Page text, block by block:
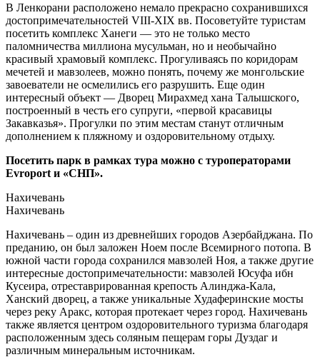
В Ленкорани расположено немало прекрасно сохранившихся
достопримечательностей VIII-XIX вв. Посоветуйте туристам
посетить комплекс Ханеги — это не только место
паломничества миллиона мусульман, но и необычайно
красивый храмовый комплекс. Прогуливаясь по коридорам
мечетей и мавзолеев, можно понять, почему же монгольские
завоеватели не осмелились его разрушить. Еще один
интересный объект — Дворец Мирахмед хана Талышского,
построенный в честь его супруги, «первой красавицы
Закавказья». Прогулки по этим местам станут отличным
дополнением к пляжному и оздоровительному отдыху.
Посетить парк в рамках тура можно с туроператорами
Evroport и «СНП».
Нахичевань
Нахичевань
Нахичевань – один из древнейших городов Азербайджана. По
преданию, он был заложен Ноем после Всемирного потопа. В
южной части города сохранился мавзолей Ноя, а также другие
интересные достопримечательности: мавзолей Юсуфа ибн
Кусеира, отреставрированная крепость Алинджа-Кала,
Ханский дворец, а также уникальные Худаферинские мосты
через реку Аракс, которая протекает через город. Нахичевань
также является центром оздоровительного туризма благодаря
расположенным здесь соляным пещерам горы Дуздаг и
различным минеральным источникам.